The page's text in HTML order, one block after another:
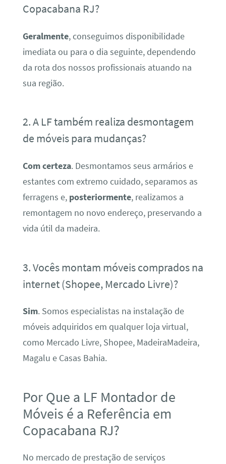
Copacabana RJ?
Geralmente, conseguimos disponibilidade
imediata ou para o dia seguinte, dependendo
da rota dos nossos profissionais atuando na
sua região.
2. A LF também realiza desmontagem
de móveis para mudanças?
Com certeza. Desmontamos seus armários e
estantes com extremo cuidado, separamos as
ferragens e, posteriormente, realizamos a
remontagem no novo endereço, preservando a
vida útil da madeira.
3. Vocês montam móveis comprados na
internet (Shopee, Mercado Livre)?
Sim. Somos especialistas na instalação de
móveis adquiridos em qualquer loja virtual,
como Mercado Livre, Shopee, MadeiraMadeira,
Magalu e Casas Bahia.
Por Que a LF Montador de
Móveis é a Referência em
Copacabana RJ?
No mercado de prestação de serviços